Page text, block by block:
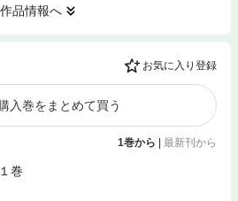
作品情報へ
お気に入り登録
入巻をまとめて買う
1巻から | 最新刊から
巻